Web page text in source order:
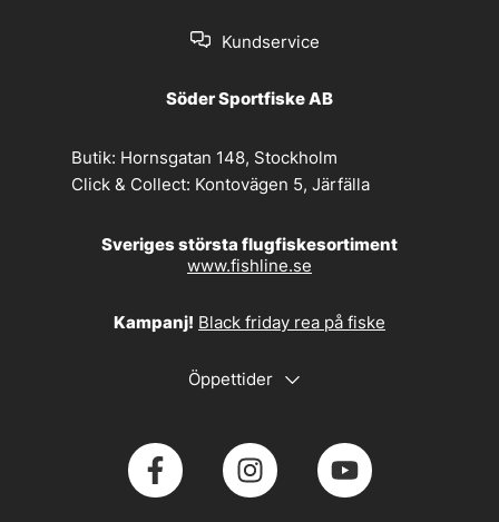
Kundservice
Söder Sportfiske AB
Butik: Hornsgatan 148, Stockholm
Click & Collect: Kontovägen 5, Järfälla
Sveriges största flugfiskesortiment
www.fishline.se
Kampanj! Black friday rea på fiske
Öppettider